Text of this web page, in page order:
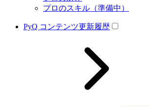
プロのスキル（準備中）
PyQ コンテンツ更新履歴